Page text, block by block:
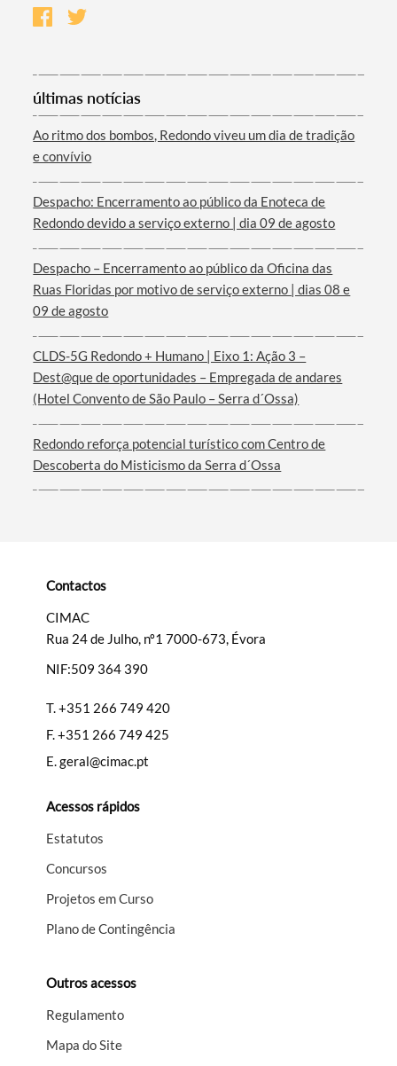
Termo de Pesquisa
últimas notícias
Ao ritmo dos bombos, Redondo viveu um dia de tradição
e convívio
Despacho: Encerramento ao público da Enoteca de
Redondo devido a serviço externo | dia 09 de agosto
Despacho – Encerramento ao público da Oficina das
Ruas Floridas por motivo de serviço externo | dias 08 e
09 de agosto
CLDS-5G Redondo + Humano | Eixo 1: Ação 3 –
Dest@que de oportunidades – Empregada de andares
(Hotel Convento de São Paulo – Serra d´Ossa)
Redondo reforça potencial turístico com Centro de
Descoberta do Misticismo da Serra d´Ossa
Contactos
CIMAC
Rua 24 de Julho, nº1 7000-673, Évora
NIF:509 364 390
T.+351 266 749 420
F.+351 266 749 425
E.geral@cimac.pt
Acessos rápidos
Estatutos
Concursos
Projetos em Curso
Plano de Contingência
Outros acessos
Regulamento
Mapa do Site